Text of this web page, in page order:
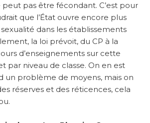
pas être fécondant. C’est pour
que l’État ouvre encore plus
dans les établissements
la loi prévoit, du CP à la
d’enseignements sur cette
par niveau de classe. On en est
un problème de moyens, mais on
réserves et des réticences, cela